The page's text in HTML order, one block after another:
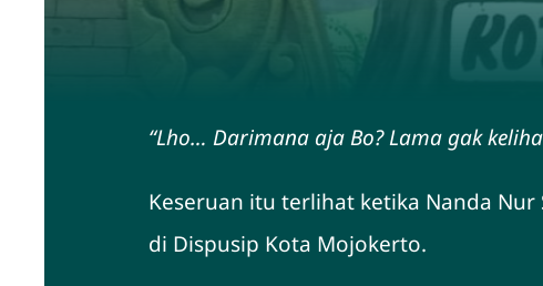
“Lho… Darimana aja Bo? Lama gak
Keseruan itu terlihat ketika Nanda
di Dispusip Kota Mojokerto.